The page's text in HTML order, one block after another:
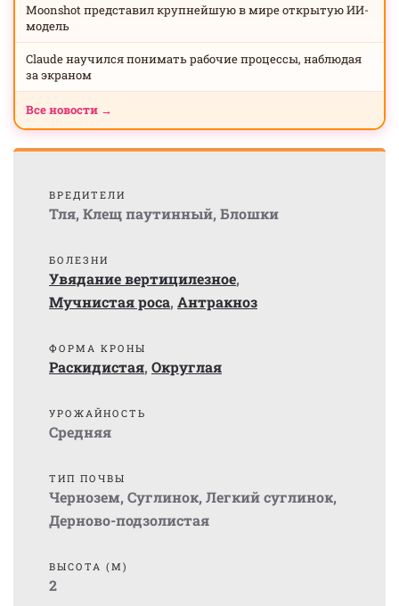
Moonshot представил крупнейшую в мире открытую ИИ-
модель
Claude научился понимать рабочие процессы, наблюдая
за экраном
Все новости →
ВРЕДИТЕЛИ
Тля, Клещ паутинный, Блошки
БОЛЕЗНИ
Увядание вертицилезное,
Мучнистая роса, Антракноз
ФОРМА КРОНЫ
Раскидистая, Округлая
УРОЖАЙНОСТЬ
Средняя
ТИП ПОЧВЫ
Чернозем, Суглинок, Легкий суглинок,
Дерново-подзолистая
ВЫСОТА (М)
2